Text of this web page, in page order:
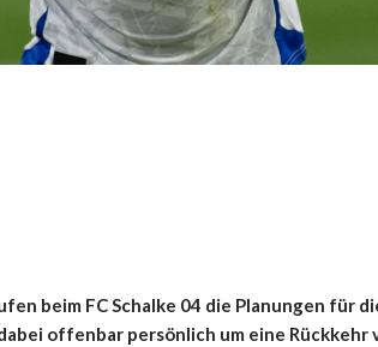
beim FC Schalke 04 die Planungen für
offenbar persönlich um eine Rückkehr